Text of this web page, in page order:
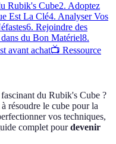
Rubik's Cube2. Adoptez
Est La Clé4. Analyser Vos
6. Rejoindre des
du Bon Matériel8.
avant achat📺 Ressource
du Rubik's Cube ?
résoudre le cube pour la
vos techniques,
complet pourdevenir